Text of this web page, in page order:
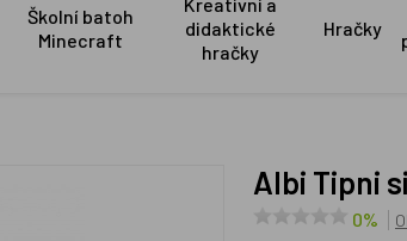
Školní batoh
Minecraft
didaktické
hračky
Hračky
Albi Tipni
0%